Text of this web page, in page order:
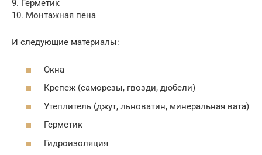
9. Герметик
10. Монтажная пена
И следующие материалы:
Окна
Крепеж (саморезы, гвозди, дюбели)
Утеплитель (джут, льноватин, минеральная вата)
Герметик
Гидроизоляция